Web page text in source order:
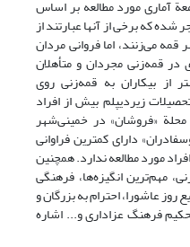
آماری مورد مطالعه بر اساس
که برخی از آنها عبارتند از
می‌زنند، اما فروانی مردان
در قمه‌زنی مجردان و متأهلان
از بیکاران به قمه‌زنی روی
زیردیپلم بیش از افراد
محلة «فروشان» در خمینی‌شهر
دارای کمترین فراوانی
مورد مطالعه ندارد. همچنین
مهم‌ترین انگیزه‌ها، فرهنگی
عاشورا، احترام به بزرگان و
فرهنگ عزاداری و... اشاره